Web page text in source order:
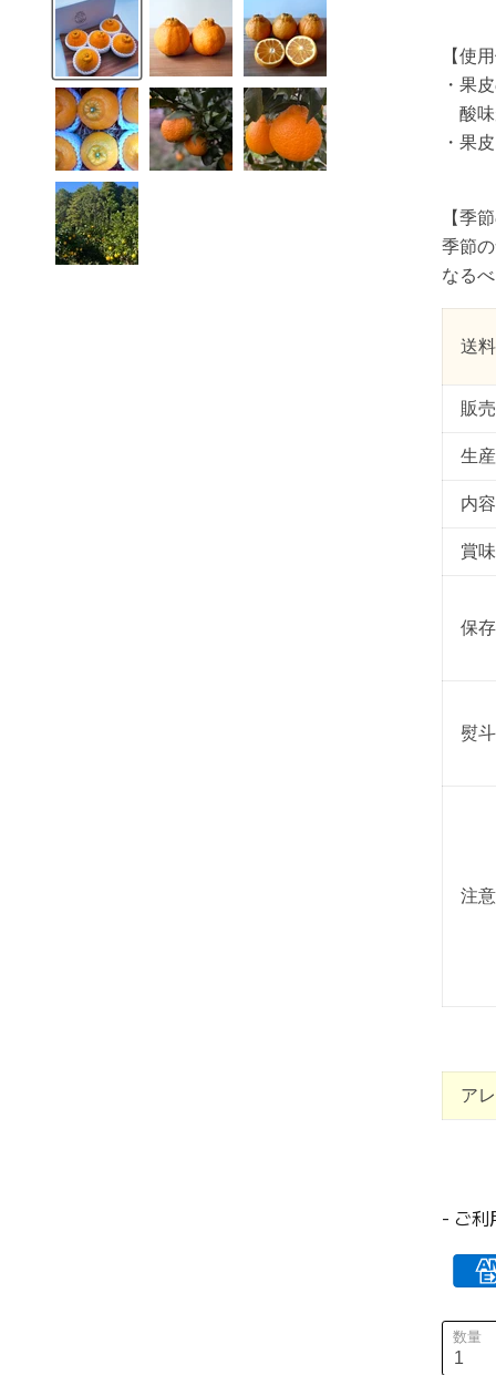
【使
・果
酸味
・果
【季
季節
なる
送
販
生
内
賞
保
熨
注
ア
- ご利
数量